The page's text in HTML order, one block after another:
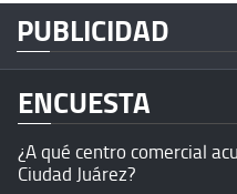
PUBLICIDAD
ENCUESTA
¿A qué centro comercial
Ciudad Juárez?